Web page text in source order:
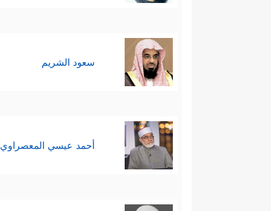
سعود الشريم
أحمد عيسي المعصراوي